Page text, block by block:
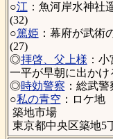
○江 ：魚河岸水神社
(32)
○篤姫 ：幕府が武術
(27)
◎拝啓、父上様 ：
一平が早朝に出かけ
◎時効警察 ：総武
○私の青空 ：ロケ地
築地市場
東京都中央区築地5